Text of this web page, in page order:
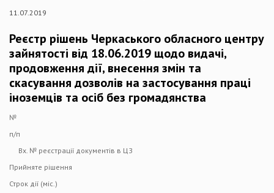
11.07.2019
Реєстр рішень Черкаського обласного центру
зайнятості від 18.06.2019 щодо видачі,
продовження дії, внесення змін та
скасування дозволів на застосування праці
іноземців та осіб без громадянства
№
п/п
Вх. № реєстрації документів в ЦЗ
Прийняте рішення
Строк дії (міс.)